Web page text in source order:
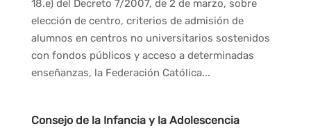
18.e) del Decreto 7/2007, de 2 de marzo, sobre
elección de centro, criterios de admisión de
alumnos en centros no universitarios sostenidos
con fondos públicos y acceso a determinadas
enseñanzas, la Federación Católica...
Consejo de la Infancia y la Adolescencia